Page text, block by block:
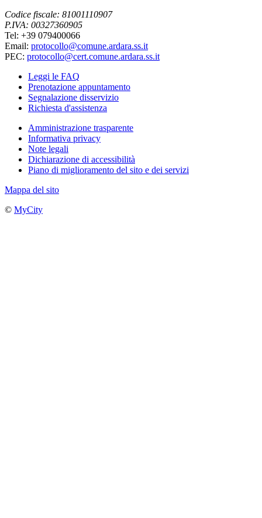
Codice fiscale: 81001110907
P.IVA: 00327360905
Tel: +39 079400066
Email: protocollo@comune.ardara.ss.it
PEC: protocollo@cert.comune.ardara.ss.it
Leggi le FAQ
Prenotazione appuntamento
Segnalazione disservizio
Richiesta d'assistenza
Amministrazione trasparente
Informativa privacy
Note legali
Dichiarazione di accessibilità
Piano di miglioramento del sito e dei servizi
Mappa del sito
© MyCity